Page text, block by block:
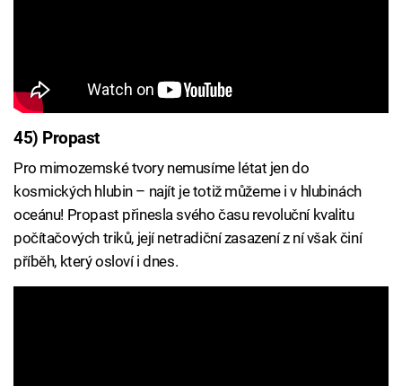
45) Propast
Pro mimozemské tvory nemusíme létat jen do
kosmických hlubin – najít je totiž můžeme i v hlubinách
oceánu! Propast přinesla svého času revoluční kvalitu
počítačových triků, její netradiční zasazení z ní však činí
příběh, který osloví i dnes.